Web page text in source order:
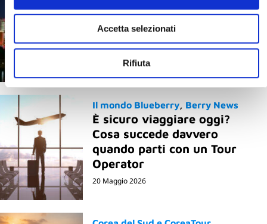
Accetta selezionati
Rifiuta
Yokohama: il Giappone che
sorprende, a un passo da
Tokyo
20 Gennaio 2026
Il mondo Blueberry Berry News
È sicuro viaggiare oggi?
Cosa succede davvero
quando parti con un Tour
Operator
20 Maggio 2026